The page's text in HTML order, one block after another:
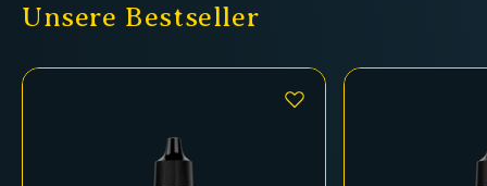
Unsere Bestseller